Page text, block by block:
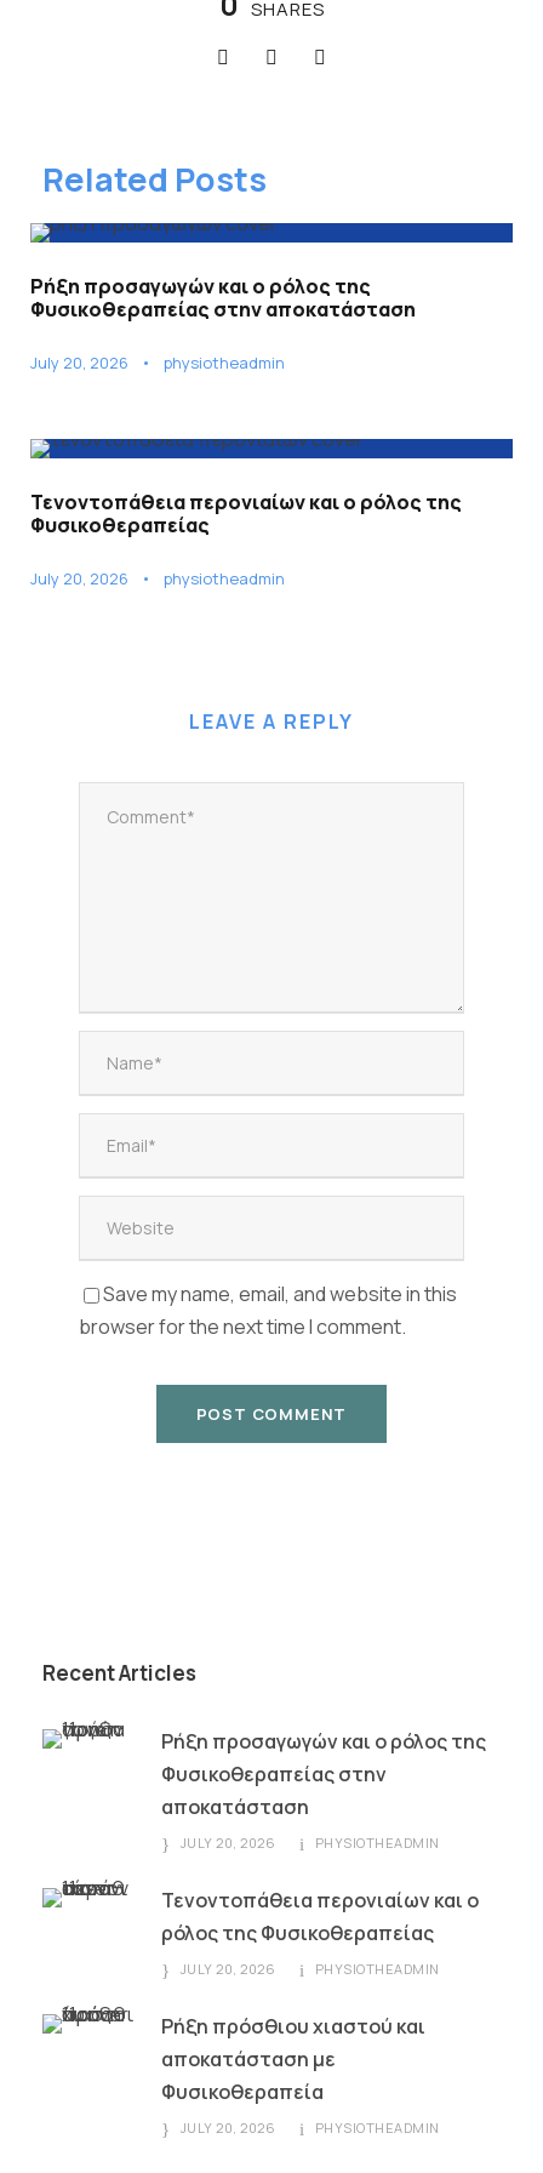
SHARES
Related Posts
Ρήξη προσαγωγών και ο ρόλος της
Φυσικοθεραπείας στην αποκατάσταση
July 20, 2026 • physiotheadmin
Τενοντοπάθεια περονιαίων και ο ρόλος της
Φυσικοθεραπείας
July 20, 2026 • physiotheadmin
LEAVE A REPLY
Save my name, email, and website in this
browser for the next time I comment.
Recent Articles
Ρήξη προσαγωγών και ο ρόλος της
Φυσικοθεραπείας στην
αποκατάσταση
JULY 20, 2026 PHYSIOTHEADMIN
Τενοντοπάθεια περονιαίων και ο
ρόλος της Φυσικοθεραπείας
JULY 20, 2026 PHYSIOTHEADMIN
Ρήξη πρόσθιου χιαστού και
αποκατάσταση με
Φυσικοθεραπεία
JULY 20, 2026 PHYSIOTHEADMIN